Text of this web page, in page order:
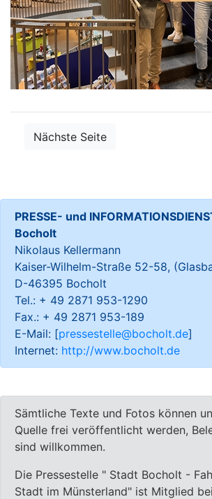
Nächste Seite
PRESSE- und
Bocholt
Nikolaus Kellermann
Kaiser-Wilhelm-Straße 52-58,
D-46395 Bocholt
Tel.: + 49 2871 953-1290
Fax.: + 49 2871 953-189
E-Mail: [pressestelle@bocholt.de]
Internet: http://www.bocholt.de
Sämtliche Texte und Fotos können
Quelle frei veröffentlicht werden,
sind willkommen.
Die Pressestelle " Stadt Bocholt -
Stadt im Münsterland" ist Mitglied